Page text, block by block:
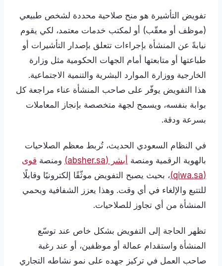
تفويض التأشيرة هو منح صلاحية محددة لشخص طبيعي
(موظف أو معقّب) أو لمكتب خدمات معتمد، لكي يقوم
نيابةً عن المنشأة بإجراءات تتعلق بإصدار التأشيرات أو
طباعتها أو متابعتها أمام الجهات الحكومية مثل وزارة
الخارجية ووزارة الموارد البشرية والتنمية الاجتماعية.
هذا التفويض يوفّر على صاحب المنشأة عناء مراجعة كل
بوابة بنفسه، ويسمح لجهة متخصصة بإنجاز المعاملات
بسرعة ودقة.
في النظام السعودي الحديث، تُربط معظم الصلاحيات
بالهوية الرقمية ومنصة أبشر (absher.sa) ومنصة قوى
(qiwa.sa)
، بحيث يصبح التفويض موثّقًا إلكترونيًا وقابلًا
للتتبع والإلغاء في أي وقت. وهذا يعزز الشفافية ويحمي
المنشأة من أي تجاوز للصلاحيات.
تظهر الحاجة إلى التفويض بشكل خاص عند توسّع
المنشأة واستقدام عمالة أو موظفين، أو عند رغبة
صاحب العمل في تركيز جهده على نمو نشاطه التجاري